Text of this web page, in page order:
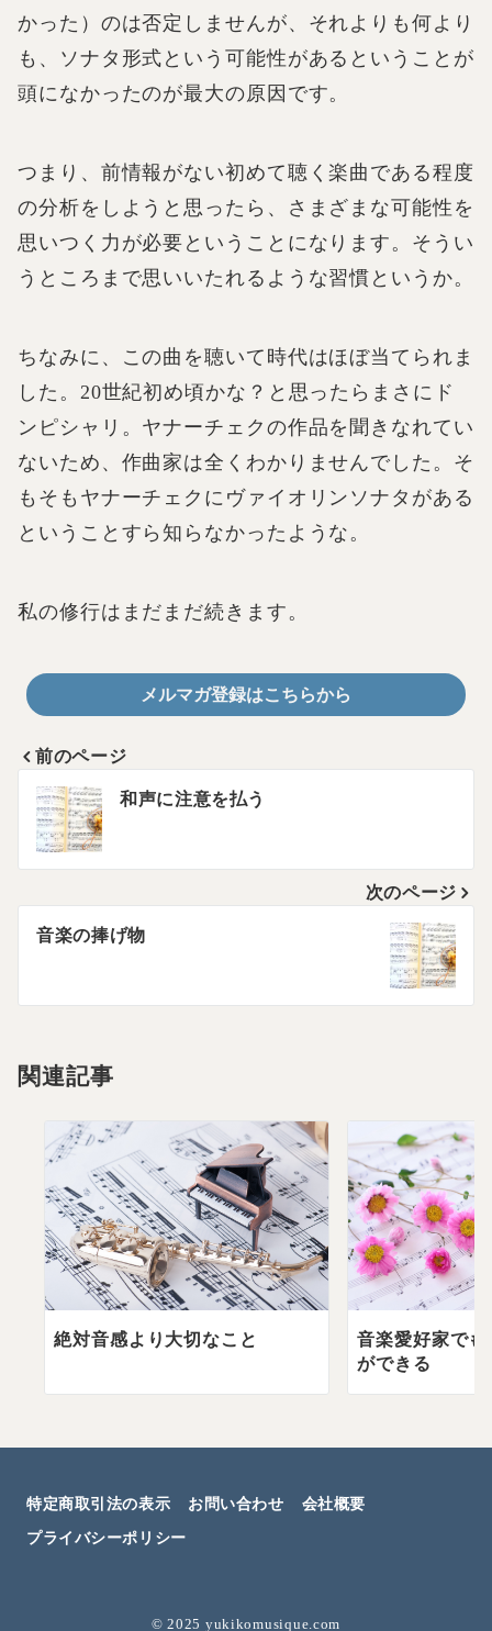
かった）のは否定しませんが、それよりも何より
も、ソナタ形式という可能性があるということが
頭になかったのが最大の原因です。
つまり、前情報がない初めて聴く楽曲である程度
の分析をしようと思ったら、さまざまな可能性を
思いつく力が必要ということになります。そうい
うところまで思いいたれるような習慣というか。
ちなみに、この曲を聴いて時代はほぼ当てられま
した。20世紀初め頃かな？と思ったらまさにド
ンピシャリ。ヤナーチェクの作品を聞きなれてい
ないため、作曲家は全くわかりませんでした。そ
もそもヤナーチェクにヴァイオリンソナタがある
ということすら知らなかったような。
私の修行はまだまだ続きます。
メルマガ登録はこちらから
投
稿
ナ
ビ
ョ
前のページ
和声に注意を払う
次のページ
音楽の捧げ物
関連記事
絶対音感より大切なこと
音楽愛好家で
ができる
特定商取引法の表示 お問い合わせ
会社概要
プライバシーポリシー
©︎ 2025 yukikomusique.com